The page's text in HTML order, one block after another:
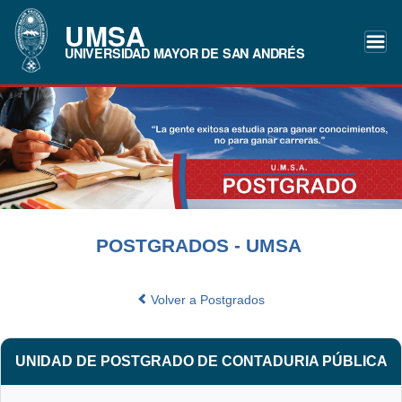
UMSA
UNIVERSIDAD MAYOR DE SAN ANDRÉS
POSTGRADOS - UMSA
Volver a Postgrados
UNIDAD DE POSTGRADO DE CONTADURIA PÚBLICA